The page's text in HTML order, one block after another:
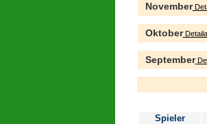
November
Oktober
September
Spieler